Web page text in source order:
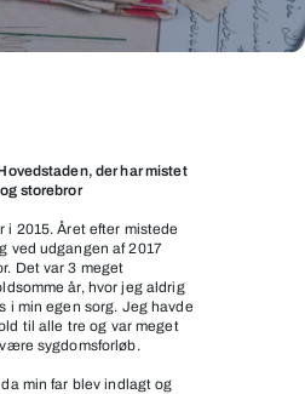
der har mistet
storebror
i 2015. Året efter mistede
ved udgangen af 2017
Det var 3 meget
år, hvor jeg aldrig
i min egen sorg. Jeg havde
til alle tre og var meget
sygdomsforløb.
min far blev indlagt og